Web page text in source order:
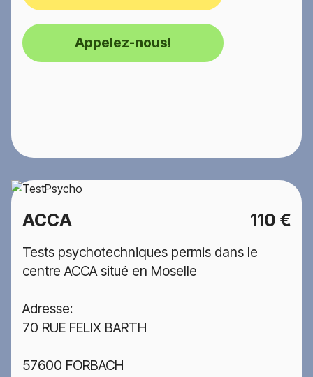
Appelez-nous!
ACCA 110 €
Tests psychotechniques permis dans le
centre ACCA situé en Moselle
Adresse:
70 RUE FELIX BARTH
57600 FORBACH